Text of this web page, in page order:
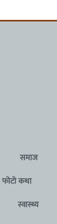
समाज
फोटो कथा
स्वास्थ्य